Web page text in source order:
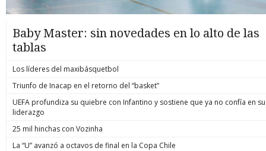
Baby Master: sin novedades en lo alto de las
tablas
Los líderes del maxibásquetbol
Triunfo de Inacap en el retorno del “basket”
UEFA profundiza su quiebre con Infantino y sostiene que ya no confía en su
liderazgo
25 mil hinchas con Vozinha
La “U” avanzó a octavos de final en la Copa Chile